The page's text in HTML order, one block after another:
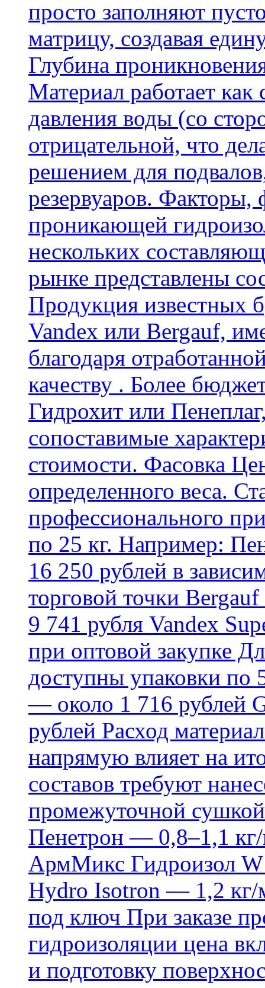
просто заполняют
матрицу, создавая
Глубина
Материал работает
давления воды (со
отрицательной, что
решением для
резервуаров.
проникающей
нескольких
рынке представлены
Продукция известных
Vandex или Bergauf,
благодаря
качеству . Более
Гидрохит или
сопоставимые
стоимости. Фасовка
определенного веса.
профессионального
по 25 кг. Например:
16 250 рублей в
торговой точки
9 741 рубля Vandex
при оптовой закупке
доступны упаковки по
— около 1 716 рублей
рублей Расход
напрямую влияет на
составов требуют
промежуточной
Пенетрон — 0,8–1,1 кг/
АрмМикс Гидроизол
Hydro Isotron — 1,2 кг/
под ключ При заказе
гидроизоляции цена
и подготовку